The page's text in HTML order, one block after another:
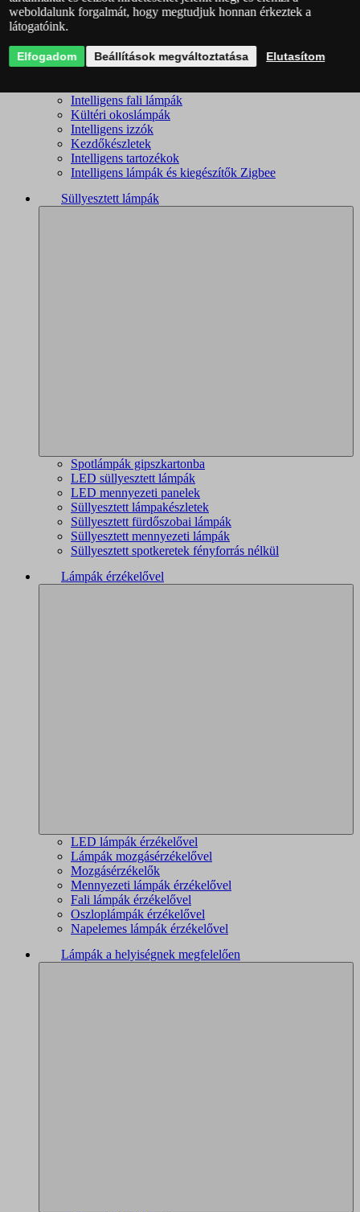
Intelligens csillárok
Okos kislámpák
Okos spotlámpák
Intelligens fali lámpák
Kültéri okoslámpák
Intelligens izzók
Kezdőkészletek
Intelligens tartozékok
Intelligens lámpák és kiegészítők Zigbee
Süllyesztett lámpák
Spotlámpák gipszkartonba
LED süllyesztett lámpák
LED mennyezeti panelek
Süllyesztett lámpakészletek
Süllyesztett fürdőszobai lámpák
Süllyesztett mennyezeti lámpák
Süllyesztett spotkeretek fényforrás nélkül
Lámpák érzékelővel
LED lámpák érzékelővel
Lámpák mozgásérzékelővel
Mozgásérzékelők
Mennyezeti lámpák érzékelővel
Fali lámpák érzékelővel
Oszloplámpák érzékelővel
Napelemes lámpák érzékelővel
Lámpák a helyiségnek megfelelően
weboldalunk forgalmát, hogy megtudjuk honnan érkeztek a
látogatóink.
Elfogadom Beállítások megváltoztatása Elutasítom